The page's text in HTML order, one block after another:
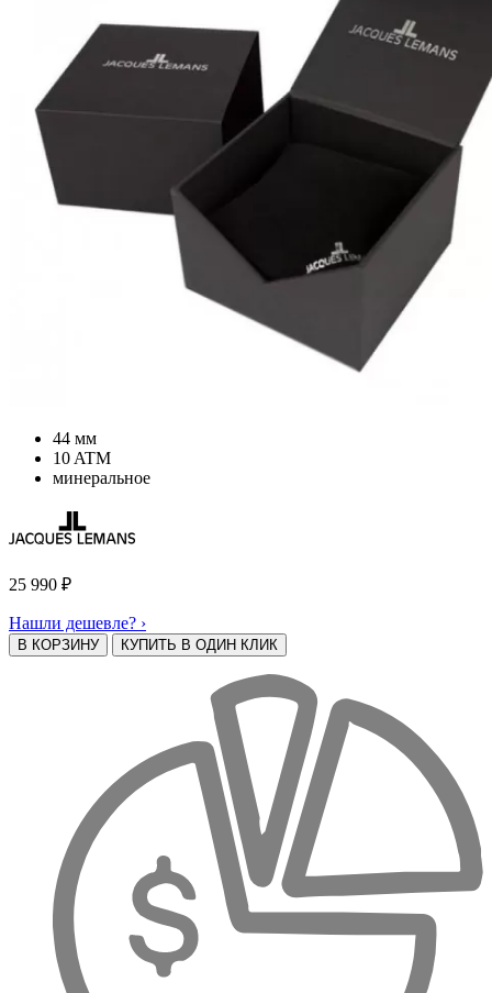
44 мм
10 ATM
минеральное
25 990 ₽
Нашли дешевле? ›
В КОРЗИНУ КУПИТЬ В ОДИН КЛИК